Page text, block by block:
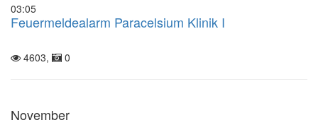
03:05
Feuermeldealarm Paracelsium Klinik I
4603, 0
November